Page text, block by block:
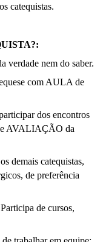
catequistas.
verdade nem do saber.
com AULA de
dos encontros
AVALIAÇÃO da
demais catequistas,
de preferência
de cursos,